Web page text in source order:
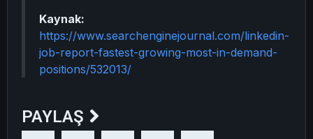
Kaynak:
https://www.searchenginejournal.com/linkedin-
job-report-fastest-growing-most-in-demand-
positions/532013/
PAYLAŞ